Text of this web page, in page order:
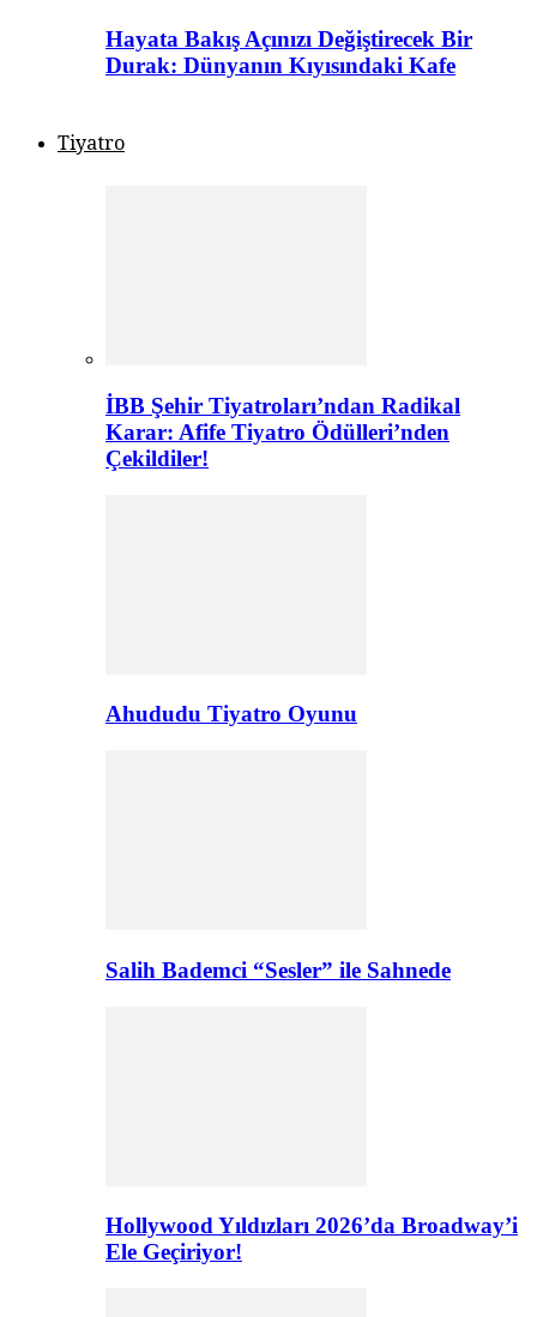
Hayata Bakış Açınızı Değiştirecek Bir
Durak: Dünyanın Kıyısındaki Kafe
Tiyatro
İBB Şehir Tiyatroları’ndan Radikal
Karar: Afife Tiyatro Ödülleri’nden
Çekildiler!
Ahududu Tiyatro Oyunu
Salih Bademci “Sesler” ile Sahnede
Hollywood Yıldızları 2026’da Broadway’i
Ele Geçiriyor!